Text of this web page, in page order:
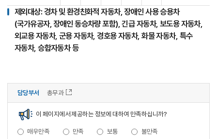
제외대상: 경차 및 환경친화적 자동차, 장애인 사용 승용차
(국가유공자, 장애인 동승차량 포함), 긴급 자동차, 보도용 자동차,
외교용 자동차, 군용 자동차, 경호용 자동차, 화물 자동차, 특수
자동차, 승합자동차 등
담당부서 총무과
이 페이지에서 제공하는 정보에 대하여 만족하십니까?
매우만족 만족 보통
불만족